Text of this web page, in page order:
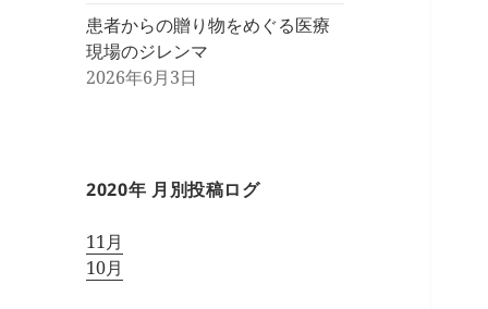
患者からの贈り物をめぐる医療
現場のジレンマ
2026年6月3日
2020年 月別投稿ログ
11月
10月